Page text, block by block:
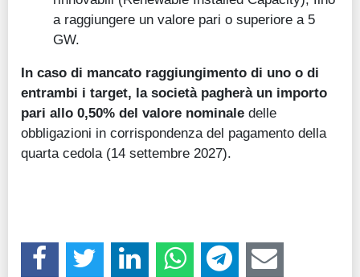
a raggiungere un valore pari o superiore a 5
GW.
In caso di mancato raggiungimento di uno o di
entrambi i target, la società pagherà un importo
pari allo 0,50% del valore nominale delle
obbligazioni in corrispondenza del pagamento della
quarta cedola (14 settembre 2027).